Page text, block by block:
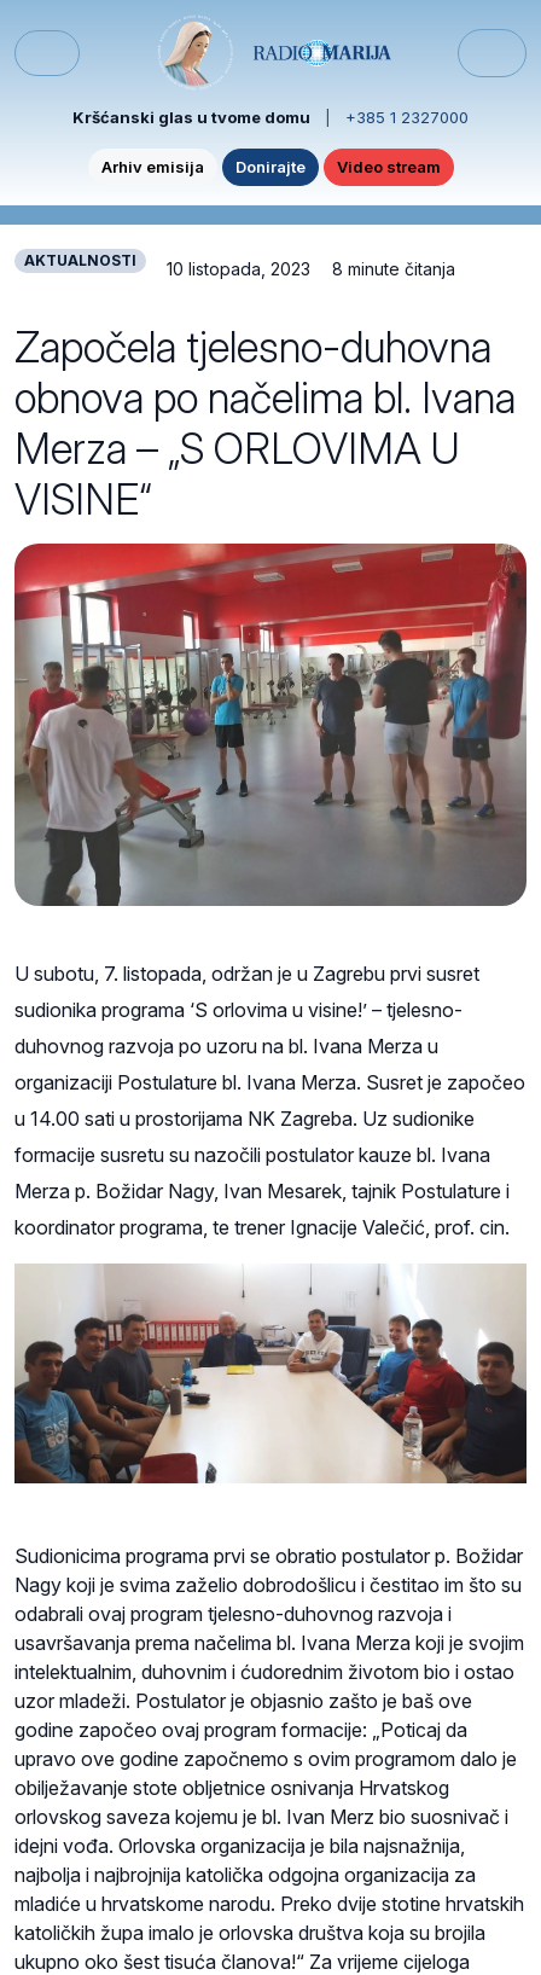
Menu
Kršćanski glas u tvome domu +385 1 2327000
Arhiv emisija Donirajte Video stream
AKTUALNOSTI 10 listopada, 2023 8 minute čitanja
Započela tjelesno-duhovna
obnova po načelima bl. Ivana
Merza – „S ORLOVIMA U
VISINE“
U subotu, 7. listopada, održan je u Zagrebu prvi susret
sudionika programa ‘S orlovima u visine!’ – tjelesno-
duhovnog razvoja po uzoru na bl. Ivana Merza u
organizaciji Postulature bl. Ivana Merza. Susret je započeo
u 14.00 sati u prostorijama NK Zagreba. Uz sudionike
formacije susretu su nazočili postulator kauze bl. Ivana
Merza p. Božidar Nagy, Ivan Mesarek, tajnik Postulature i
koordinator programa, te trener Ignacije Valečić, prof. cin.
Sudionicima programa prvi se obratio postulator p. Božidar
Nagy koji je svima zaželio dobrodošlicu i čestitao im što su
odabrali ovaj program tjelesno-duhovnog razvoja i
usavršavanja prema načelima bl. Ivana Merza koji je svojim
intelektualnim, duhovnim i ćudorednim životom bio i ostao
uzor mladeži. Postulator je objasnio zašto je baš ove
godine započeo ovaj program formacije: „Poticaj da
upravo ove godine započnemo s ovim programom dalo je
obilježavanje stote obljetnice osnivanja Hrvatskog
orlovskog saveza kojemu je bl. Ivan Merz bio suosnivač i
idejni vođa. Orlovska organizacija je bila najsnažnija,
najbolja i najbrojnija katolička odgojna organizacija za
mladiće u hrvatskome narodu. Preko dvije stotine hrvatskih
katoličkih župa imalo je orlovska društva koja su brojila
ukupno oko šest tisuća članova!“ Za vrijeme cijeloga